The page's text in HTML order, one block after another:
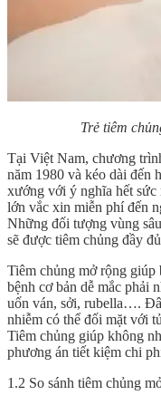
Trẻ tiêm
Tại Việt Nam, chương
năm 1980 và kéo dài đến
xướng với ý nghĩa hết sức
lớn vắc xin miễn phí đến
Những đối tượng vùng
sẽ được tiêm chủng đầy
Tiêm chủng mở rộng giúp
bệnh cơ bản dễ mắc phải
uốn ván, sởi, rubella….
nhiễm có thể đối mặt với
Tiêm chủng giúp không
phương án tiết kiệm chi
1.2 So sánh tiêm chủng